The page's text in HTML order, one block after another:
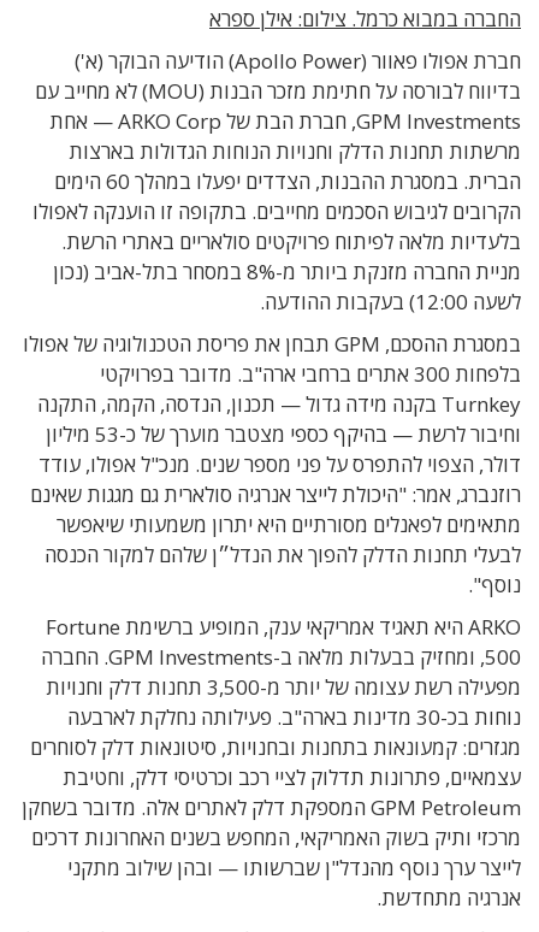
החברה במבוא כרמל. צילום: אילן ספרא
חברת אפולו פאוור (Apollo Power) הודיעה הבוקר (א')
בדיווח לבורסה על חתימת מזכר הבנות (MOU) לא מחייב עם
GPM Investments, חברת הבת של ARKO Corp — אחת
מרשתות תחנות הדלק וחנויות הנוחות הגדולות בארצות
הברית. במסגרת ההבנות, הצדדים יפעלו במהלך 60 הימים
הקרובים לגיבוש הסכמים מחייבים. בתקופה זו הוענקה לאפולו
בלעדיות מלאה לפיתוח פרויקטים סולאריים באתרי הרשת.
מניית החברה מזנקת ביותר מ-8% במסחר בתל-אביב (נכון
לשעה 12:00) בעקבות ההודעה.
במסגרת ההסכם, GPM תבחן את פריסת הטכנולוגיה של אפולו
בלפחות 300 אתרים ברחבי ארה"ב. מדובר בפרויקטי
Turnkey בקנה מידה גדול — תכנון, הנדסה, הקמה, התקנה
וחיבור לרשת — בהיקף כספי מצטבר מוערך של כ-53 מיליון
דולר, הצפוי להתפרס על פני מספר שנים. מנכ"ל אפולו, עודד
רוזנברג, אמר: "היכולת לייצר אנרגיה סולארית גם מגגות שאינם
מתאימים לפאנלים מסורתיים היא יתרון משמעותי שיאפשר
לבעלי תחנות הדלק להפוך את הנדל״ן שלהם למקור הכנסה
נוסף".
ARKO היא תאגיד אמריקאי ענק, המופיע ברשימת Fortune
500, ומחזיק בבעלות מלאה ב-GPM Investments. החברה
מפעילה רשת עצומה של יותר מ-3,500 תחנות דלק וחנויות
נוחות בכ-30 מדינות בארה"ב. פעילותה נחלקת לארבעה
מגזרים: קמעונאות בתחנות ובחנויות, סיטונאות דלק לסוחרים
עצמאיים, פתרונות תדלוק לציי רכב וכרטיסי דלק, וחטיבת
GPM Petroleum המספקת דלק לאתרים אלה. מדובר בשחקן
מרכזי ותיק בשוק האמריקאי, המחפש בשנים האחרונות דרכים
לייצר ערך נוסף מהנדל"ן שברשותו — ובהן שילוב מתקני
אנרגיה מתחדשת.